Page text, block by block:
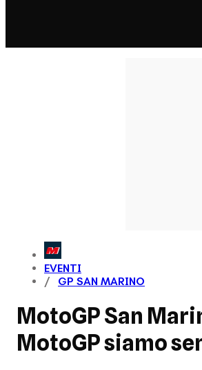
EVENTI
GP SAN MARINO
MotoGP San
MotoGP siamo